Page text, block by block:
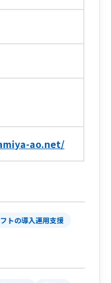
ao.net/
トの導入運用支援